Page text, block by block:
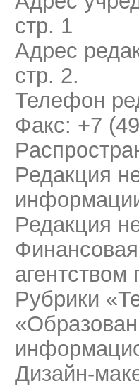
стр. 1
Адрес
стр. 2.
Телефон
Факс: +7
Редакция
Редакция
Рубрики
Дизайн-